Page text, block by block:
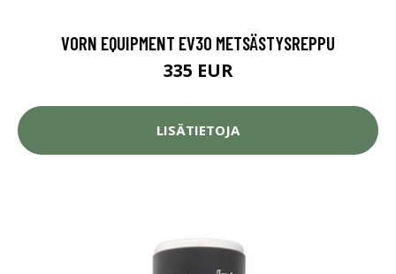
VORN EQUIPMENT EV30 METSÄSTYSREPPU
335 EUR
LISÄTIETOJA